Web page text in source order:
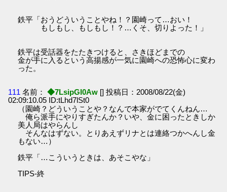
鉄平「おうどういうことやね！？園崎って…おい！
もしもし、もしもし！？…くそ、切りよった！」
鉄平は受話器をたたきつけると、さきほどまでの
金が手に入るという高揚感が一気に園崎への恐怖心に変わ
った。
111 名前： ◆7LsipGI0Aw [] 投稿日：2008/08/22(金)
02:09:10.05 ID:tLhd7lSt0
（園崎？どういうことや？なんで本家がでてくんねん…
俺ら派手にやりすぎたんか？いや、金に困ったときしか
美人局はやらんし
そんなはずない。とりあえずリナとは連絡つかへんし金
もない…）
鉄平「…こういうときは、あそこやな」
TIPS-終